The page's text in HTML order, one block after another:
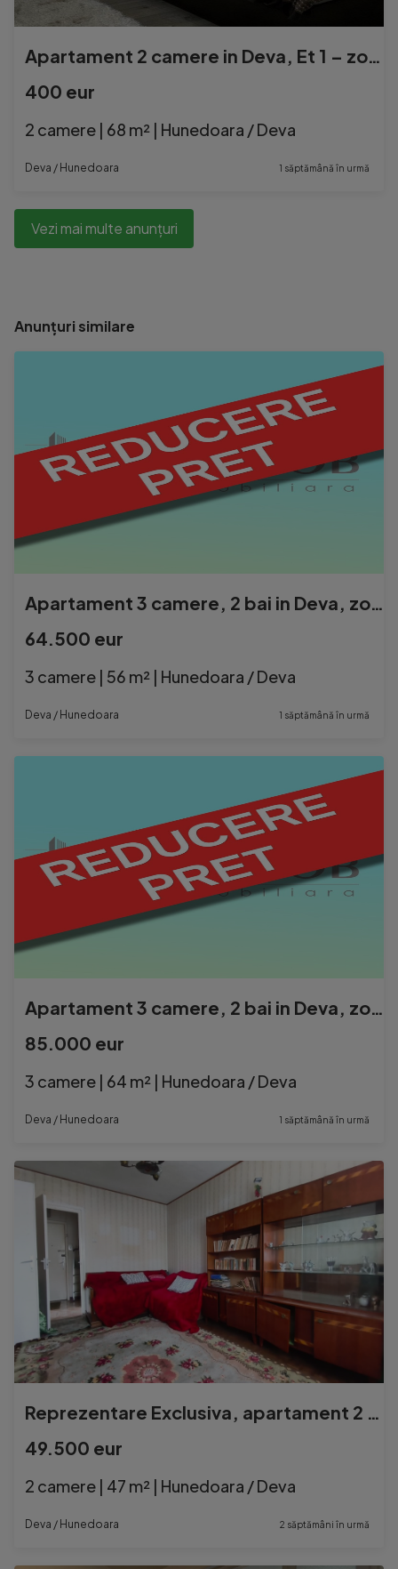
Apartament 2 camere in Deva, Et 1 – zona 22 Decembrie- liceul Auto
400 eur
2 camere | 68 m² | Hunedoara / Deva
Deva / Hunedoara 1 săptămână în urmă
Vezi mai multe anunțuri
Anunțuri similare
Apartament 3 camere, 2 bai in Deva, zona Gojdu
64.500 eur
3 camere | 56 m² | Hunedoara / Deva
Deva / Hunedoara 1 săptămână în urmă
Apartament 3 camere, 2 bai in Deva, zona Zarandului- Piata Centrala
85.000 eur
3 camere | 64 m² | Hunedoara / Deva
Deva / Hunedoara 1 săptămână în urmă
Reprezentare Exclusiva, apartament 2 camere in Deva, Et. 3–Zamfirescu
49.500 eur
2 camere | 47 m² | Hunedoara / Deva
Deva / Hunedoara 2 săptămâni în urmă